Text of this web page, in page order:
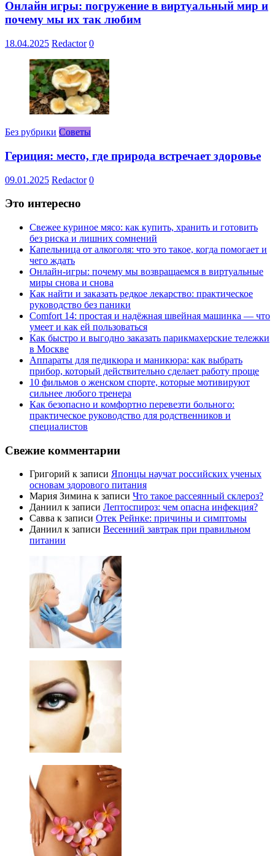
Онлайн игры: погружение в виртуальный мир и
почему мы их так любим
18.04.2025 Redactor 0
Без рубрики Советы
Гериция: место, где природа встречает здоровье
09.01.2025 Redactor 0
Это интересно
Свежее куриное мясо: как купить, хранить и готовить
без риска и лишних сомнений
Капельница от алкоголя: что это такое, когда помогает и
чего ждать
Онлайн-игры: почему мы возвращаемся в виртуальные
миры снова и снова
Как найти и заказать редкое лекарство: практическое
руководство без паники
Comfort 14: простая и надёжная швейная машинка — что
умеет и как ей пользоваться
Как быстро и выгодно заказать парикмахерские тележки
в Москве
Аппараты для педикюра и маникюра: как выбрать
прибор, который действительно сделает работу проще
10 фильмов о женском спорте, которые мотивируют
сильнее любого тренера
Как безопасно и комфортно перевезти больного:
практическое руководство для родственников и
специалистов
Свежие комментарии
Григорий к записи Японцы научат российских ученых
основам здорового питания
Мария Зимина к записи Что такое рассеянный склероз?
Даниил к записи Лептоспироз: чем опасна инфекция?
Савва к записи Отек Рейнке: причины и симптомы
Даниил к записи Весенний завтрак при правильном
питании